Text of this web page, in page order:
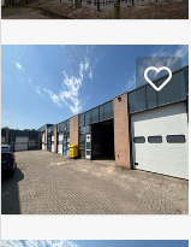
adverteren
Registreren
Login